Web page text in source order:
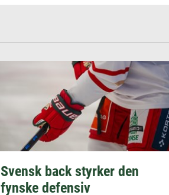
Svensk back styrker den
fynske defensiv